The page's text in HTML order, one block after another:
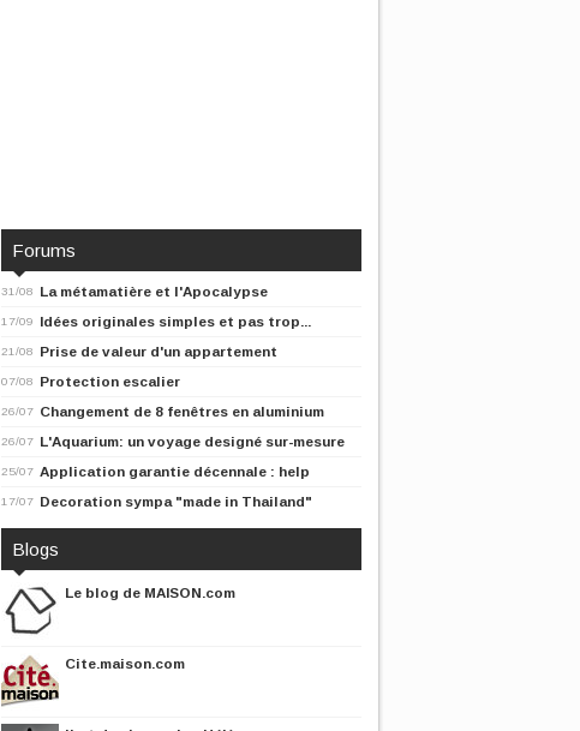
Forums
31/08 La métamatière et l'Apocalypse
17/09 Idées originales simples et pas trop...
21/08 Prise de valeur d'un appartement
07/08 Protection escalier
26/07 Changement de 8 fenêtres en aluminium
26/07 L'Aquarium: un voyage designé sur-mesure
25/07 Application garantie décennale : help
17/07 Decoration sympa "made in Thailand"
Blogs
Le blog de MAISON.com
Cite.maison.com